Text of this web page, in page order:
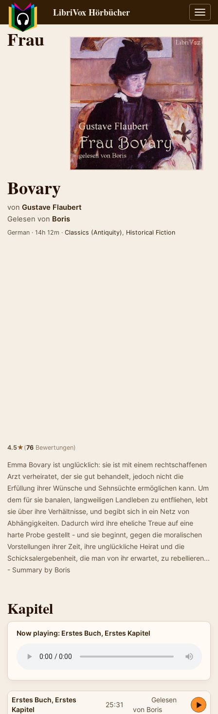
LibriVox Hörbücher
Frau
Bovary
von Gustave Flaubert
Gelesen von Boris
German · 14h 12m · Classics (Antiquity), Historical Fiction
4.5★(76 Bewertungen)
Emma Bovary ist unglücklich: sie ist mit einem rechtschaffenen
Arzt verheiratet, der sie gut behandelt, jedoch nicht die
Erfüllung ihrer Wünsche und Sehnsüchte ermöglichen kann. Um
dem für sie banalen, langweiligen Landleben zu entfliehen, lebt
sie über ihre Verhältnisse, und begibt sich in ein Netz von
Abhängigkeiten. Dadurch wird ihre eheliche Treue auf eine
harte Probe gestellt - und sie beginnt, gegen die moralischen
Vorstellungen ihrer Zeit, ihre unglückliche Heirat und die
Schicksalergebenheit, die man von ihr erwartet, zu rebellieren...
- Summary by Boris
Kapitel
Now playing: Erstes Buch, Erstes Kapitel
Erstes Buch, Erstes
Kapitel
25:31
Gelesen
von Boris